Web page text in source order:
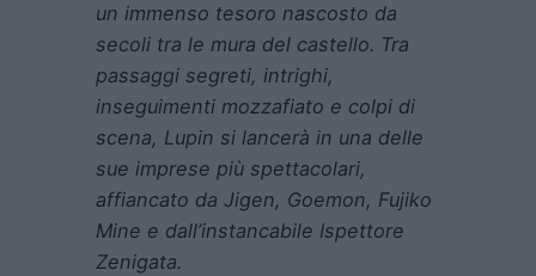
un immenso tesoro nascosto da
secoli tra le mura del castello. Tra
passaggi segreti, intrighi,
inseguimenti mozzafiato e colpi di
scena, Lupin si lancerà in una delle
sue imprese più spettacolari,
affiancato da Jigen, Goemon, Fujiko
Mine e dall’instancabile Ispettore
Zenigata.